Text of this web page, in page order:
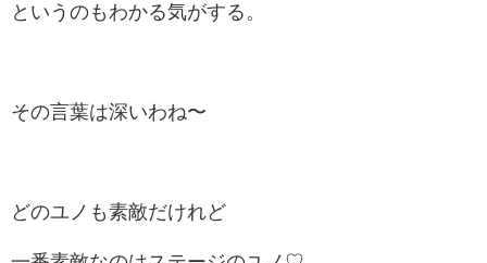
というのもわかる気がする。
その言葉は深いわね〜
どのユノも素敵だけれど